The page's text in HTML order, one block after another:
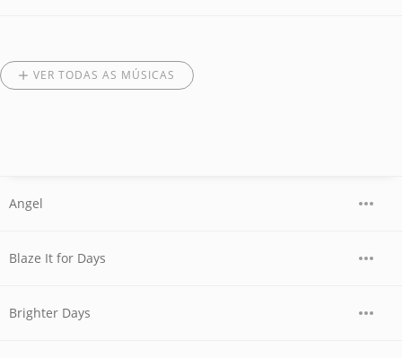
VER TODAS AS MÚSICAS
Angel
Blaze It for Days
Brighter Days